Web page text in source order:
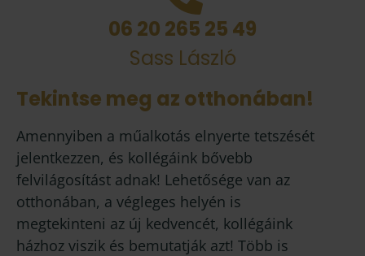
06 20 265 25 49
Sass László
Tekintse meg az otthonában!
Amennyiben a műalkotás elnyerte tetszését
jelentkezzen, és kollégáink bővebb
felvilágosítást adnak! Lehetősége van az
otthonában, a végleges helyén is
megtekinteni az új kedvencét, kollégáink
házhoz viszik és bemutatják azt! Több is